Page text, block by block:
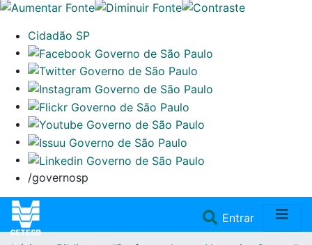
Cidadão SP
/governosp
Entrar(current)